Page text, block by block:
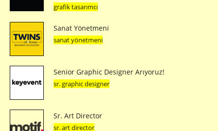
grafik tasarımcı
Sanat Yönetmeni
sanat yönetmeni
Senior Graphic Designer Arıyoruz!
sr. graphic designer
Sr. Art Director
sr. art director